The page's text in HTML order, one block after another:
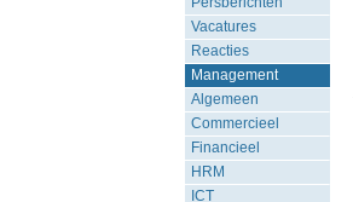
Vacatures
Reacties
Management
Algemeen
Commercieel
Financieel
HRM
ICT